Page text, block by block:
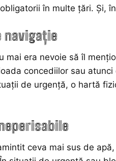
în multe țări. Și,
navigație
mai era nevoie să îl
concediilor sau
de urgență, o hartă
ceva mai sus de